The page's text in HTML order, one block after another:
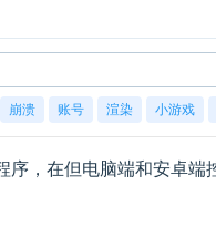
崩溃 账号 渲染 小游戏